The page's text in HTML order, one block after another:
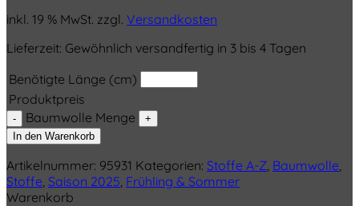
inkl. 19 % MwSt. zzgl. Versandkosten
Lieferzeit: Gewöhnlich versandfertig in 3 bis 4 Tagen
Benötigte Länge (cm)
Produktpreis
Baumwolle Menge
In den Warenkorb
Artikelnummer: 95931 Kategorien: Stoffe A-Z Baumwolle
Stoffe Saison 2025 Frühling & Sommer
Warenkorb